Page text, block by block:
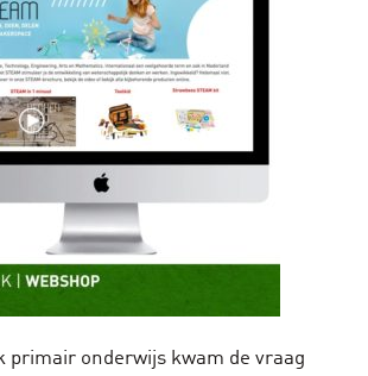
primair onderwijs kwam de vraag